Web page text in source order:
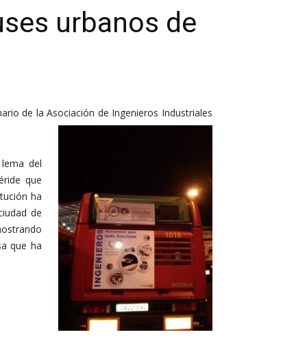
urbanos de
de la Asociación de Ingenieros Industriales
del
que
ha
de
que ha